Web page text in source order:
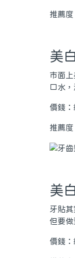
推薦
美
市面
口水
價錢
推薦
美
牙貼
但要
價錢